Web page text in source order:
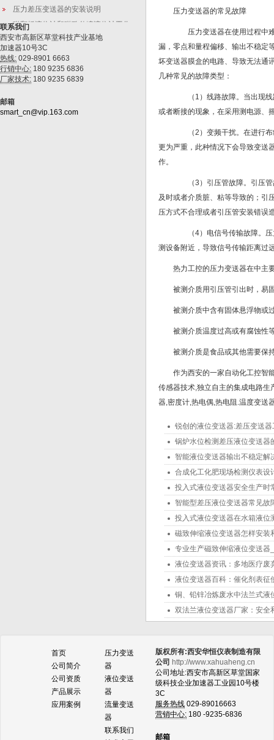
压力差压变送器的安装说明
磁翻板液位计和磁致伸缩液位计工作
原理和使...
联系我们
西安市高新区草堂科技产业基地
加速器10号3C
热线: 029-8901 6663
行销中心: 180 9235 6836
厂家技术: 180 9235 6839
邮箱
smart_cn@vip.163.com
压力变送器的常见故障
压力变送器在使用过程中难
漏，零点和量程偏移、输出不稳定
坏变送器膜盒的电路、导致无法通
几种常见的故障类型：
（1）线路故障。当出现线
或者断接的现象，在采用测电源、
（2）变频干扰。在进行布
更为严重，此种情况下会导致变送
作。
（3）引压管故障。引压管
及时或者介质脏、粘等导致的；引
压方式不合理或者引压管安装错误
（4）电信号传输故障。压
测设备附近，导致信号传输距离过
热力工控的压力变送器在中主
被测介质用引压管引出时，易
被测介质中含有固体悬浮物或
被测介质温度过高或有腐蚀性
被测介质是食品或其他需要保
作为西安的一家自动化工控智
传感器技术,独立自主的集成电路生
器,密度计,热电偶,热电阻.温度变送
锐创的液位变送器:差压变送
锅炉水位检测差压液位变送器
智能液位变送器输出不稳定解
合成化工化肥现场检测仪表设
投入式液位变送器安全生产时
智能型差压液位变送器常见故
投入式液位变送器在水箱液位
磁致伸缩液位变送器怎样安装
专业生产磁致伸缩液位变送器
液位变送器资讯：多地医疗废
液位变送器百科：催化剂表征
铜、铅锌冶炼废水中法兰式液
双法兰液位变送器厂家：安全
首页
公司简介
公司资质
产品展示
应用案例
压力变送
器
液位变送
器
流量变送
器
联系我们
版权所有:西安华恒仪表制造有限
公司 http://www.xahuaheng.cn
公司地址:西安市高新区草堂国家
级科技企业加速器工业园10号楼
3C
服务热线 029-89016663
营销中心: 180 -9235-6836
邮箱